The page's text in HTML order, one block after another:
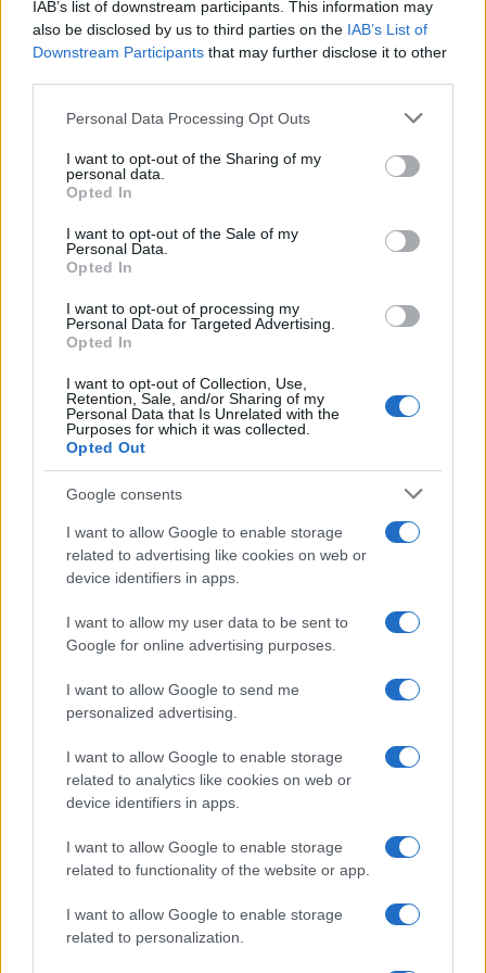
IAB’s list of downstream participants. This information may
also be disclosed by us to third parties on the IAB’s List of
Downstream Participants that may further disclose it to other
Please note that this website/app uses one or more Google
not limited to your visit or usage behaviour. You may click to
grant or deny consent to Google and its third-party tags to
use your data for below specified purposes in below Google
consent section.
Personal Data Processing Opt Outs
I want to opt-out of the Sharing of my
personal data.
Opted In
I want to opt-out of the Sale of my
Personal Data.
Opted In
I want to opt-out of processing my
Personal Data for Targeted Advertising.
Opted In
I want to opt-out of Collection, Use,
Retention, Sale, and/or Sharing of my
Personal Data that Is Unrelated with the
Purposes for which it was collected.
Opted Out
Google consents
I want to allow Google to enable storage
related to advertising like cookies on web or
device identifiers in apps.
I want to allow my user data to be sent to
Google for online advertising purposes.
I want to allow Google to send me
personalized advertising.
I want to allow Google to enable storage
related to analytics like cookies on web or
device identifiers in apps.
I want to allow Google to enable storage
related to functionality of the website or app.
I want to allow Google to enable storage
related to personalization.
Paolo Pinna
Martina Agostina Diturco
I nostri cari
I nostri cari
Giovannimaria Cabras
Invia un Comunicato Stampa